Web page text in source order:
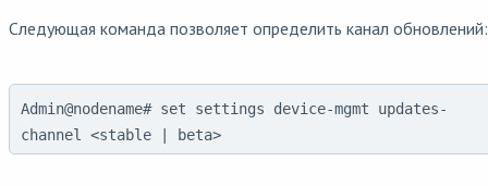
Следующая команда позволяет определить канал обновлений:
Admin@nodename# set settings device-mgmt updates-
channel <stable | beta>